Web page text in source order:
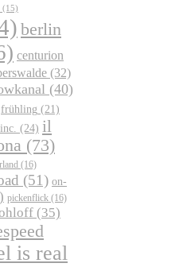
(15)
berlin
centurion
(32)
(40)
frühling (21)
(24) il
(73)
(16)
(51) on-
pickenflick (16)
(35)
is real